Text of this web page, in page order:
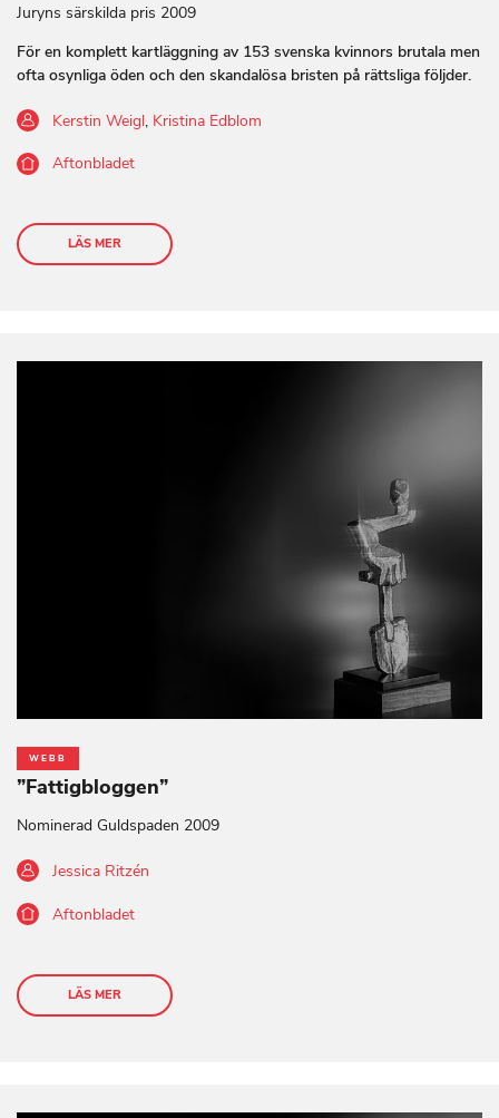
Juryns särskilda pris 2009
För en komplett kartläggning av 153 svenska kvinnors brutala men
ofta osynliga öden och den skandalösa bristen på rättsliga följder.
Kerstin Weigl, Kristina Edblom
Aftonbladet
LÄS MER
WEBB
”Fattigbloggen”
Nominerad Guldspaden 2009
Jessica Ritzén
Aftonbladet
LÄS MER